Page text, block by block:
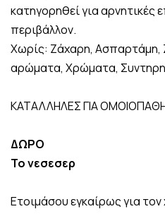
κατηγορηθεί για αρνητικές
περιβάλλον.
Χωρίς: Ζάχαρη, Ασπαρτάμη,
αρώματα, Χρώματα,
ΚΑΤΑΛΛΗΛΕΣ ΓΙΑ
ΔΩΡΟ
Το νεσεσερ
Ετοιμάσου εγκαίρως για